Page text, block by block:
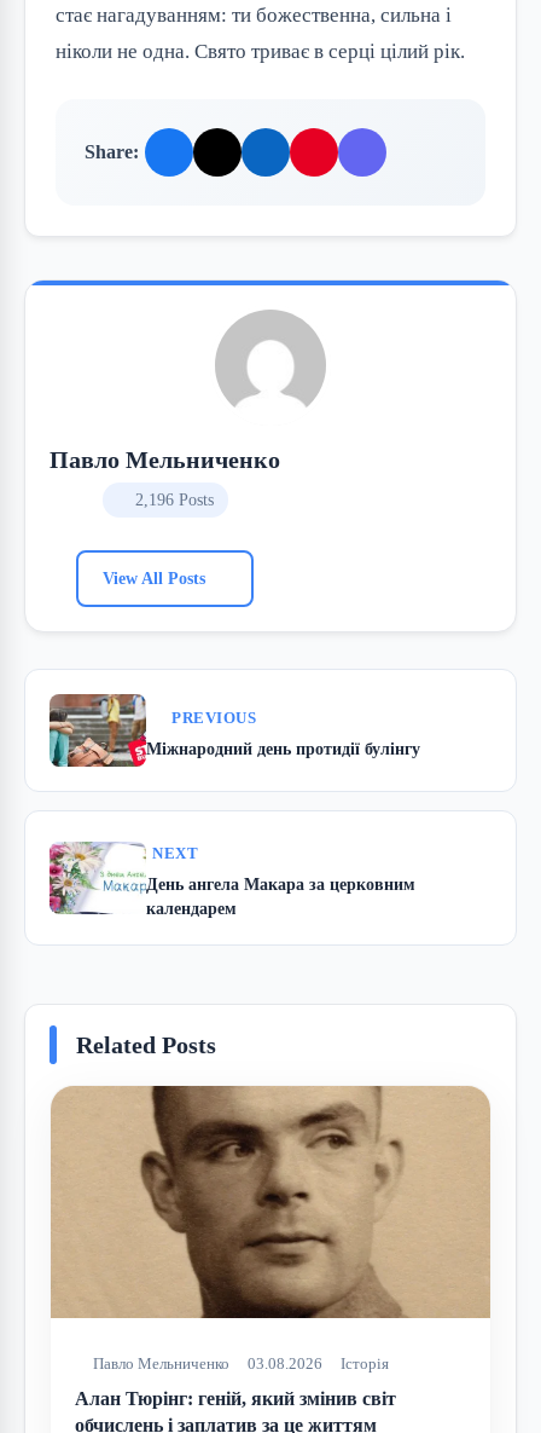
стає нагадуванням: ти божественна, сильна і
ніколи не одна. Свято триває в серці цілий рік.
Share:
Павло Мельниченко
2,196 Posts
View All Posts
PREVIOUS
Міжнародний день протидії булінгу
NEXT
День ангела Макара за церковним
календарем
Related Posts
Павло Мельниченко 03.08.2026 Історія
Алан Тюрінг: геній, який змінив світ
обчислень і заплатив за це життям